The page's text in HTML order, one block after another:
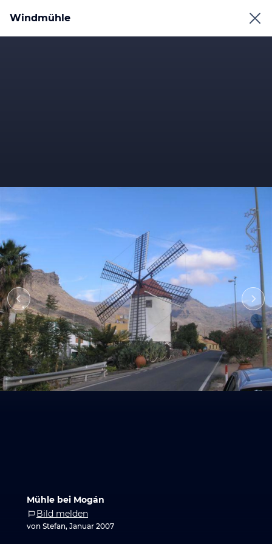
Windmühle
Mühle bei Mogán
Bild melden
von Stefan, Januar 2007